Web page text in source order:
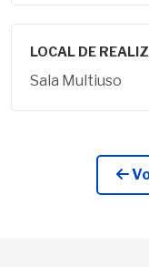
LOCAL DE
Sala Multiuso